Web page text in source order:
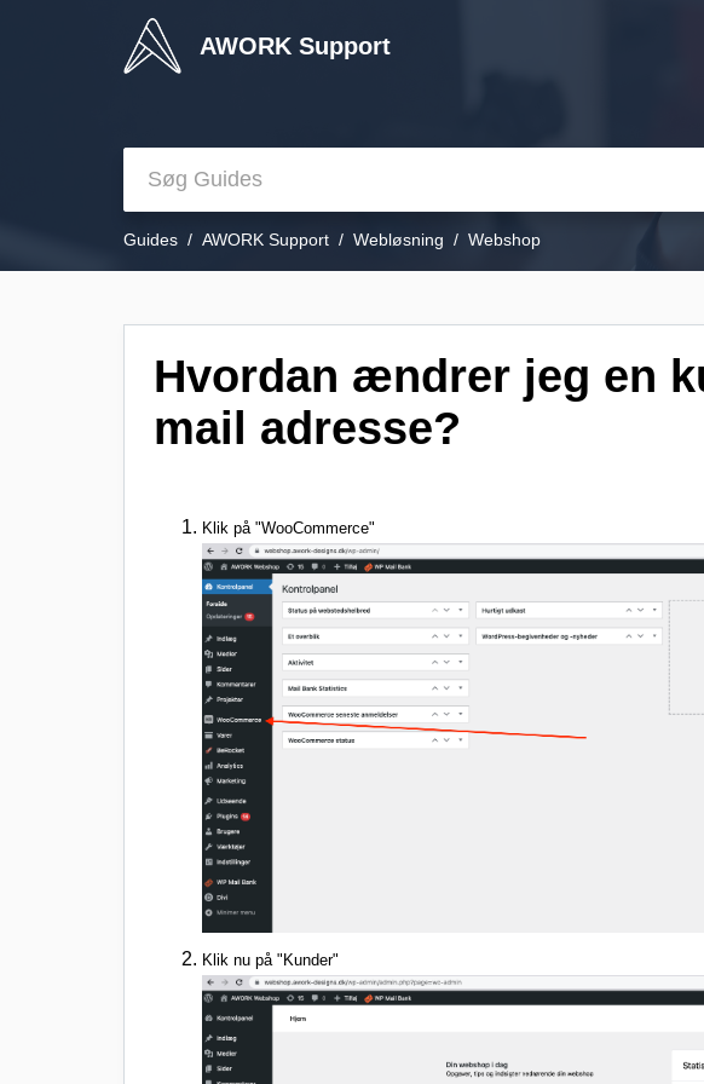
AWORK Support
Guides AWORK Support Webløsning Webshop
Hvordan ændrer jeg en
mail adresse?
Klik på "WooCommerce"
Klik nu på "Kunder"